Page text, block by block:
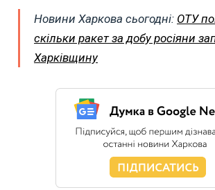
Новини Харкова сьогодні: ОТУ
скільки ракет за добу росіяни
Харківщину